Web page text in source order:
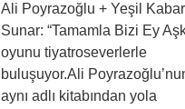
Ali Poyrazoğlu + Yeşil
Sunar: “Tamamla Bizi Ey
oyunu tiyatroseverlerle
buluşuyor.Ali
aynı adlı kitabından yola